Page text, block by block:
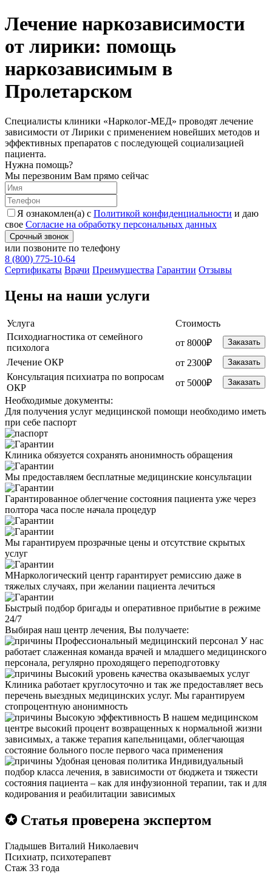
Лечение наркозависимости
от лирики: помощь
наркозависимым в
Пролетарском
Специалисты клиники «Нарколог-МЕД» проводят лечение
зависимости от Лирики с применением новейших методов и
эффективных препаратов с последующей социализацией
пациента.
Нужна помощь?
Мы перезвоним Вам прямо сейчас
Я ознакомлен(а) с Политикой конфиденциальности и даю
свое Согласие на обработку персональных данных
Срочный звонок
или позвоните по телефону
8 (800) 775-10-64
Cертификаты Врачи Преимущества Гарантии Отзывы
Цены на наши услуги
Услуга
Стоимость
Психодиагностика от семейного
психолога
от 8000₽ Заказать
Лечение ОКР от 2300₽ Заказать
Консультация психиатра по вопросам
ОКР
от 5000₽ Заказать
Необходимые документы:
Для получения услуг медицинской помощи необходимо иметь
при себе паспорт
Клиника обязуется сохранять анонимность обращения
Мы предоставляем бесплатные медицинские консультации
Гарантированное облегчение состояния пациента уже через
полтора часа после начала процедур
Мы гарантируем прозрачные цены и отсутствие скрытых
услуг
МНаркологический центр гарантирует ремиссию даже в
тяжелых случаях, при желании пациента лечиться
Быстрый подбор бригады и оперативное прибытие в режиме
24/7
Выбирая наш центр лечения, Вы получаете:
Профессиональный медицинский персонал У нас
работает слаженная команда врачей и младшего медицинского
персонала, регулярно проходящего переподготовку
Высокий уровень качества оказываемых услуг
Клиника работает круглосуточно и так же предоставляет весь
перечень выездных медицинских услуг. Мы гарантируем
стопроцентную анонимность
Высокую эффективность В нашем медицинском
центре высокий процент возвращенных к нормальной жизни
зависимых, а также терапия капельницами, облегчающая
состояние больного после первого часа применения
Удобная ценовая политика Индивидуальный
подбор класса лечения, в зависимости от бюджета и тяжести
состояния пациента – как для инфузионной терапии, так и для
кодирования и реабилитации зависимых
✪ Статья проверена экспертом
Гладышев Виталий Николаевич
Психиатр, психотерапевт
Стаж 33 года